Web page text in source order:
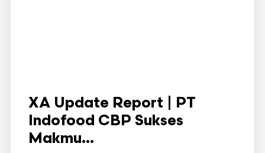
XA Update Report | PT
Indofood CBP Sukses
Makmu...